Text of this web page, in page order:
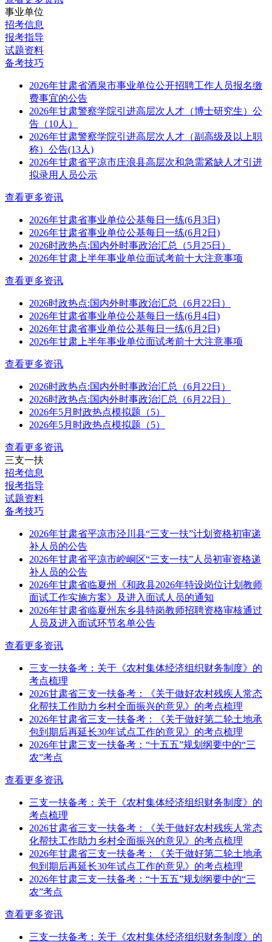
事业单位
招考信息
报考指导
试题资料
备考技巧
2026年甘肃省酒泉市事业单位公开招聘工作人员报名缴
费事宜的公告
2026年甘肃警察学院引进高层次人才（博士研究生）公
告（10人）
2026年甘肃警察学院引进高层次人才（副高级及以上职
称）公告(13人)
2026年甘肃省平凉市庄浪县高层次和急需紧缺人才引进
拟录用人员公示
查看更多资讯
2026年甘肃省事业单位公基每日一练(6月3日)
2026年甘肃省事业单位公基每日一练(6月2日)
2026时政热点:国内外时事政治汇总（5月25日）
2026年甘肃上半年事业单位面试考前十大注意事项
查看更多资讯
2026时政热点:国内外时事政治汇总（6月22日）
2026年甘肃省事业单位公基每日一练(6月4日)
2026年甘肃省事业单位公基每日一练(6月2日)
2026年甘肃上半年事业单位面试考前十大注意事项
查看更多资讯
2026时政热点:国内外时事政治汇总（6月22日）
2026时政热点:国内外时事政治汇总（6月22日）
2026年5月时政热点模拟题（5）
2026年5月时政热点模拟题（5）
查看更多资讯
三支一扶
招考信息
报考指导
试题资料
备考技巧
2026年甘肃省平凉市泾川县“三支一扶”计划资格初审递
补人员的公告
2026年甘肃省平凉市崆峒区“三支一扶”人员初审资格递
补人员的公告
2026年甘肃省临夏州《和政县2026年特设岗位计划教师
面试工作实施方案》及进入面试人员的通知
2026年甘肃省临夏州东乡县特岗教师招聘资格审核通过
人员及进入面试环节名单公告
查看更多资讯
三支一扶备考：关于《农村集体经济组织财务制度》的
考点梳理
2026甘肃省三支一扶备考：《关于做好农村残疾人常态
化帮扶工作助力乡村全面振兴的意见》的考点梳理
2026年甘肃省三支一扶备考：《关于做好第二轮土地承
包到期后再延长30年试点工作的意见》的考点梳理
2026年甘肃三支一扶备考：“十五五”规划纲要中的“三
农”考点
查看更多资讯
三支一扶备考：关于《农村集体经济组织财务制度》的
考点梳理
2026甘肃省三支一扶备考：《关于做好农村残疾人常态
化帮扶工作助力乡村全面振兴的意见》的考点梳理
2026年甘肃省三支一扶备考：《关于做好第二轮土地承
包到期后再延长30年试点工作的意见》的考点梳理
2026年甘肃三支一扶备考：“十五五”规划纲要中的“三
农”考点
查看更多资讯
三支一扶备考：关于《农村集体经济组织财务制度》的